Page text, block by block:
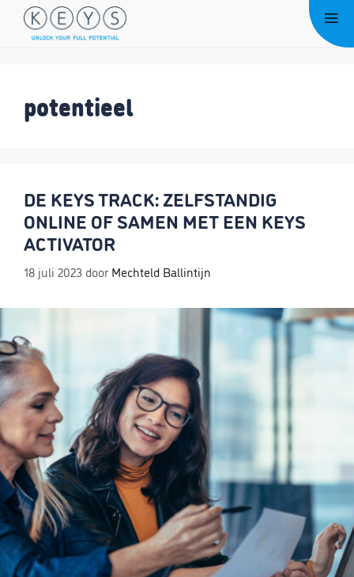
potentieel
DE KEYS TRACK: ZELFSTANDIG
ONLINE OF SAMEN MET EEN KEYS
ACTIVATOR
18 juli 2023 doorMechteld Ballintijn